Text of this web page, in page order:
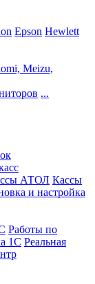
Epson Hewlett
Meizu,
...
АТОЛ Кассы
и настройка
Работы по
1С Реальная